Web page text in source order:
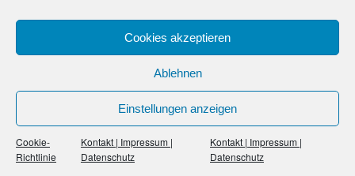
Cookies akzeptieren
Ablehnen
Einstellungen anzeigen
Cookie-
Richtlinie
Kontakt | Impressum |
Datenschutz
Kontakt | Impressum |
Datenschutz
Mönchengladbach(7)
Paderborn(20)
(150)